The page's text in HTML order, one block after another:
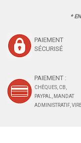
*
PAIEMENT
SÉCURISÉ
PAIEMENT :
CHÈQUES, CB,
PAYPAL, MANDAT
ADMINISTRATIF,